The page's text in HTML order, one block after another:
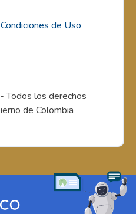
de Uso
los derechos
de Colombia